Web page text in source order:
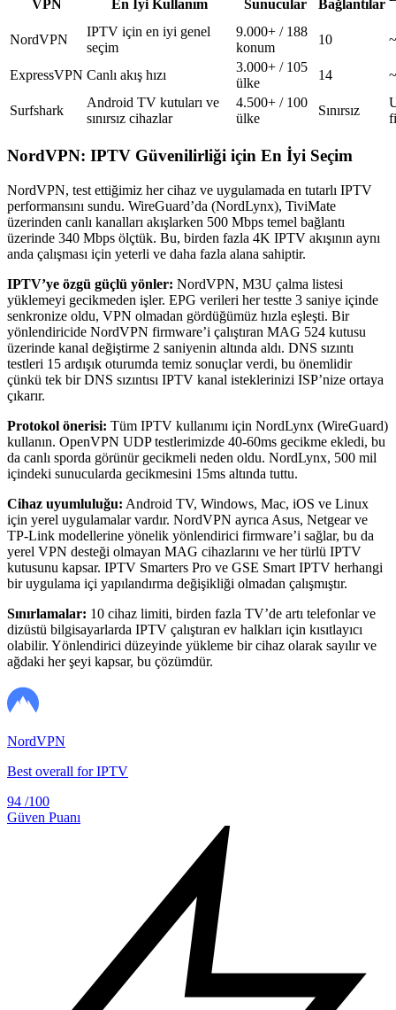
VPN En İyi Kullanım Sunucular Bağlantılar
NordVPN
IPTV için en iyi genel
seçim
9.000+ / 188
konum
10
ExpressVPN Canlı akış hızı
3.000+ / 105
ülke
14
Surfshark
Android TV kutuları ve
sınırsız cihazlar
4.500+ / 100
ülke
Sınırsız
NordVPN: IPTV Güvenilirliği için En İyi Seçim
NordVPN, test ettiğimiz her cihaz ve uygulamada en tutarlı IPTV
performansını sundu. WireGuard’da (NordLynx), TiviMate
üzerinden canlı kanalları akışlarken 500 Mbps temel bağlantı
üzerinde 340 Mbps ölçtük. Bu, birden fazla 4K IPTV akışının aynı
anda çalışması için yeterli ve daha fazla alana sahiptir.
IPTV’ye özgü güçlü yönler: NordVPN, M3U çalma listesi
yüklemeyi gecikmeden işler. EPG verileri her testte 3 saniye içinde
senkronize oldu, VPN olmadan gördüğümüz hızla eşleşti. Bir
yönlendiricide NordVPN firmware’i çalıştıran MAG 524 kutusu
üzerinde kanal değiştirme 2 saniyenin altında aldı. DNS sızıntı
testleri 15 ardışık oturumda temiz sonuçlar verdi, bu önemlidir
çünkü tek bir DNS sızıntısı IPTV kanal isteklerinizi ISP’nize ortaya
çıkarır.
Protokol önerisi: Tüm IPTV kullanımı için NordLynx (WireGuard)
kullanın. OpenVPN UDP testlerimizde 40-60ms gecikme ekledi, bu
da canlı sporda görünür gecikmeli neden oldu. NordLynx, 500 mil
içindeki sunucularda gecikmesini 15ms altında tuttu.
Cihaz uyumluluğu: Android TV, Windows, Mac, iOS ve Linux
için yerel uygulamalar vardır. NordVPN ayrıca Asus, Netgear ve
TP-Link modellerine yönelik yönlendirici firmware’i sağlar, bu da
yerel VPN desteği olmayan MAG cihazlarını ve her türlü IPTV
kutusunu kapsar. IPTV Smarters Pro ve GSE Smart IPTV herhangi
bir uygulama içi yapılandırma değişikliği olmadan çalışmıştır.
Sınırlamalar: 10 cihaz limiti, birden fazla TV’de artı telefonlar ve
dizüstü bilgisayarlarda IPTV çalıştıran ev halkları için kısıtlayıcı
olabilir. Yönlendirici düzeyinde yükleme bir cihaz olarak sayılır ve
ağdaki her şeyi kapsar, bu çözümdür.
NordVPN
Best overall for IPTV
94 /100
Güven Puanı